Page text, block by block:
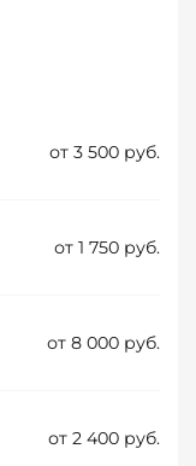
от 3 500 руб.
от 1 750 руб.
от 8 000 руб.
от 2 400 руб.